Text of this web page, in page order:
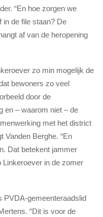
“En hoe zorgen we
in de file staan? De
af van de heropening
zo min mogelijk de
bewoners zo veel
door de
en – waarom niet – de
met het district
Vanden Berghe. “En
Dat betekent jammer
Linkeroever in de zomer
PVDA-gemeenteraadslid
“Dit is voor de